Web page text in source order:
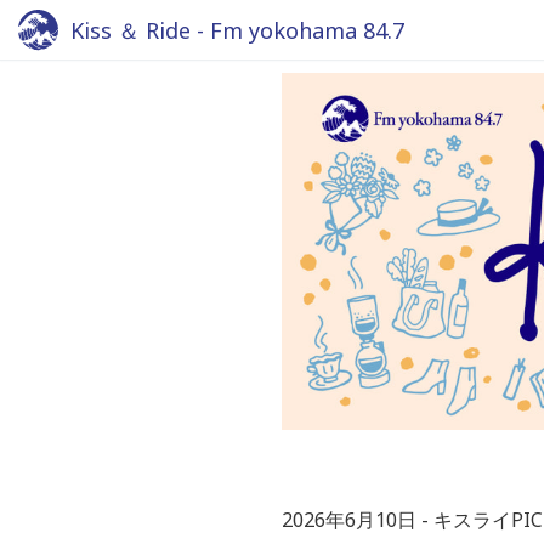
Kiss ＆ Ride - Fm yokohama 84.7
2026年6月10日 キスライ